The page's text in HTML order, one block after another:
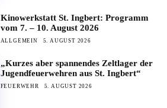
Kinowerkstatt St. Ingbert: Programm
vom 7. – 10. August 2026
ALLGEMEIN 5. AUGUST 2026
„Kurzes aber spannendes Zeltlager der
Jugendfeuerwehren aus St. Ingbert“
FEUERWEHR 5. AUGUST 2026